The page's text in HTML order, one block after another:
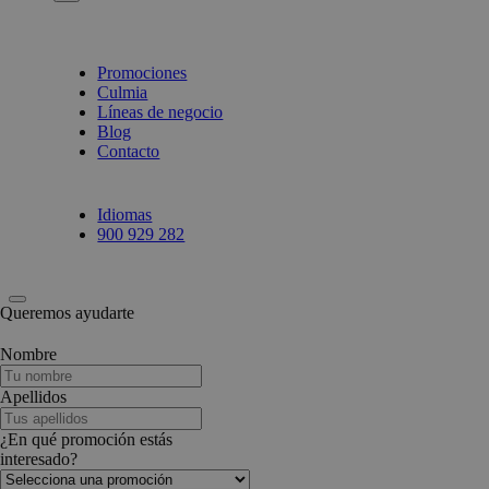
Promociones
Culmia
Líneas de negocio
Blog
Contacto
Idiomas
900 929 282
Queremos ayudarte
Nombre
Apellidos
¿En qué promoción estás
interesado?